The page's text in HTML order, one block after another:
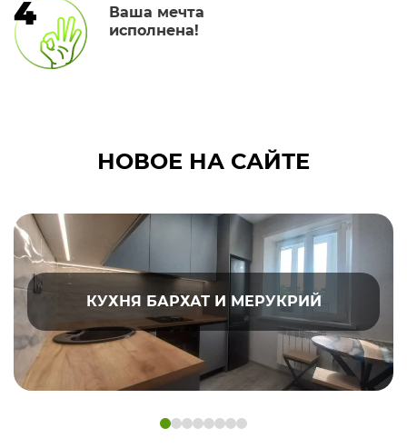
4
Ваша мечта
исполнена!
НОВОЕ НА САЙТЕ
КУХНЯ БАРХАТ И МЕРУКРИЙ